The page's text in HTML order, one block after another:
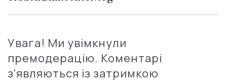
Увага! Ми увімкнули
премодерацію. Коментарі
з'являються із затримкою